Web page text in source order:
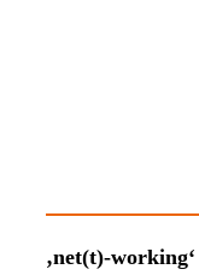
‚net(t)-